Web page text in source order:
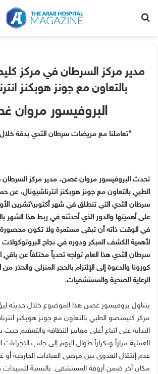
مدير مركز السرطان في مركز
بالتعاون مع جونز هوبكنز
البروفيسور مروان
“تعاملنا مع مريضات سرطان الثدي بدقة خلال
تحدث البروفيسور مروان غصن، مدير مركز
الطبي بالتعاون مع جونز هوبكنز انترناشيونال، عن
سرطان الثدي التي تنطلق في شهر أكتوبر\تشرين
على أهميتها والدور الذي أحدثته في ربط هذا الشهر
في الوقت ذاته أن تبقى مستمرة ولا تكون محصورة
لأهمية الكشف المبكر ودوره في نجاح البروتوكولات
سرطان الثدي هذا العام تواجه تحدياً مختلفاً عن
كورونا والدعوة إلى الإلتزام بالحجر المنزلي
الرعاية الصحية والمستشفيات.
يتناول بروفيسور غصن هذا الموضوع خلال حديثه
مركز كليمنصو الطبي بالتعاون مع جونز هوبكنز
البداية على اتباع أعلى معايير النظافة والتعقيم حيث
العملية مراراً وتكراراً طوال اليوم إلى جانب الإجراءات
عدم إنتقال العدوى بين مرضى العيادات الخارجية
مكان آخر ضمن أروقة المستشفى. بالنسبة